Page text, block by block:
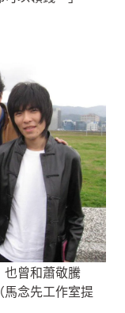
也曾和蕭敬騰
馬念先工作室提